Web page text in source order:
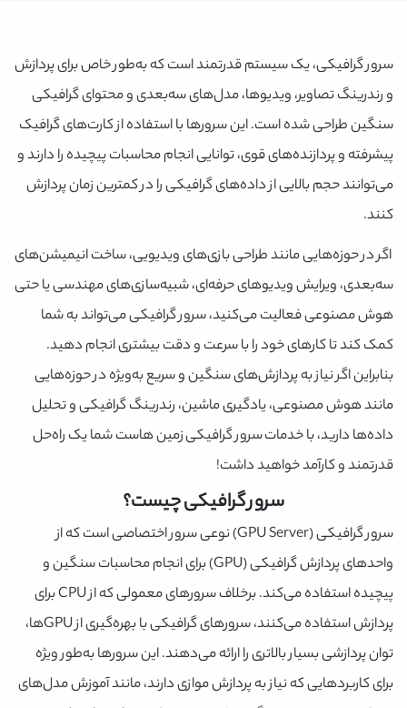
سرور گرافیکی، یک سیستم قدرتمند است که به‌طور خاص برای پردازش
و رندرینگ تصاویر، ویدیوها، مدل‌های سه‌بعدی و محتوای گرافیکی
سنگین طراحی شده است. این سرورها با استفاده از کارت‌های گرافیک
پیشرفته و پردازنده‌های قوی، توانایی انجام محاسبات پیچیده را دارند و
می‌توانند حجم بالایی از داده‌های گرافیکی را در کمترین زمان پردازش
کنند.
اگر در حوزه‌هایی مانند طراحی بازی‌های ویدیویی، ساخت انیمیشن‌های
سه‌بعدی، ویرایش ویدیوهای حرفه‌ای، شبیه‌سازی‌های مهندسی یا حتی
هوش مصنوعی فعالیت می‌کنید، سرور گرافیکی می‌تواند به شما
کمک کند تا کارهای خود را با سرعت و دقت بیشتری انجام دهید.
بنابراین اگر نیاز به پردازش‌های سنگین و سریع به‌ویژه در حوزه‌هایی
مانند هوش مصنوعی، یادگیری ماشین، رندرینگ گرافیکی و تحلیل
داده‌ها دارید، با خدمات سرور گرافیکی زمین هاست شما یک راه‌حل
قدرتمند و کارآمد خواهید داشت!
سرور گرافیکی چیست؟
سرور گرافیکی (GPU Server) نوعی سرور اختصاصی است که از
واحدهای پردازش گرافیکی (GPU) برای انجام محاسبات سنگین و
پیچیده استفاده می‌کند. برخلاف سرورهای معمولی که از CPU برای
پردازش استفاده می‌کنند، سرورهای گرافیکی با بهره‌گیری از GPUها،
توان پردازشی بسیار بالاتری را ارائه می‌دهند. این سرورها به‌طور ویژه
برای کاربردهایی که نیاز به پردازش موازی دارند، مانند آموزش مدل‌های